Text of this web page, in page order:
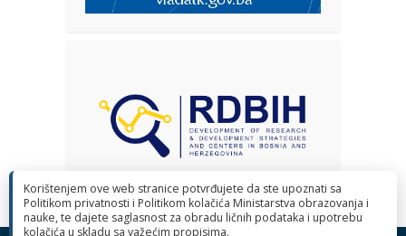
Korištenjem ove web stranice potvrđujete da ste upoznati sa
Politikom privatnosti i Politikom kolačića Ministarstva obrazovanja i
nauke, te dajete saglasnost za obradu ličnih podataka i upotrebu
kolačića u skladu sa važećim propisima.